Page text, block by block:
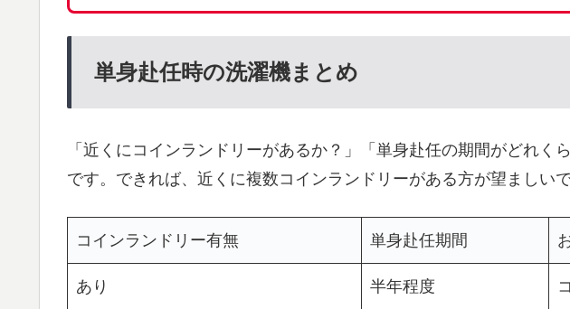
単身赴任時の洗濯機まとめ
「近くにコインランドリーがあるか？」「単身赴任の期間がどれく
です。できれば、近くに複数コインランドリーがある方が望ましいで
コインランドリー有無 単身赴任期間
あり 半年程度